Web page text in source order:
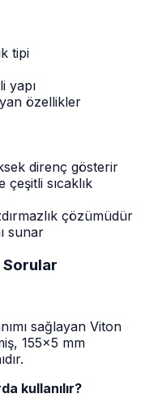
tipi
yapı
özellikler
direnç gösterir
çeşitli sıcaklık
çözümüdür
sunar
Sorular
sağlayan Viton
155x5 mm
kullanılır?